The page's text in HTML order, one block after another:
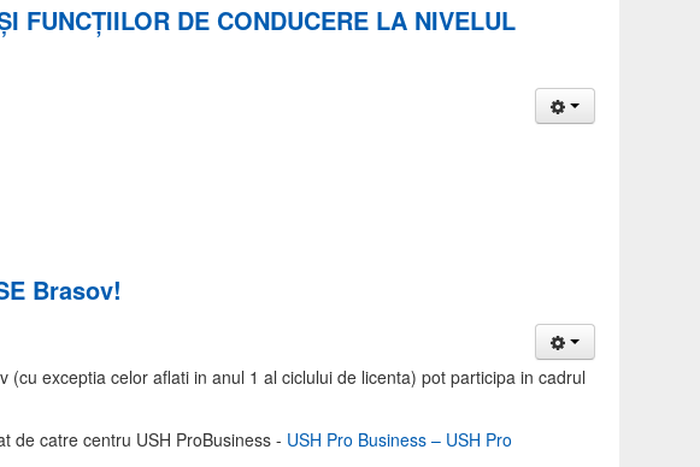
FUNCȚIILOR DE CONDUCERE LA NIVELUL
Brasov!
exceptia celor aflati in anul 1 al ciclului de licenta) pot participa in cadrul
de catre centru USH ProBusiness - USH Pro Business – USH Pro